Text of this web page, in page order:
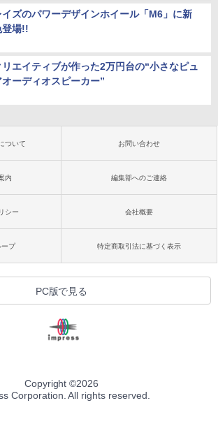
イズのパワーデザインホイール「M6」に新
登場!!
リエイティブが作った2万円台の“小さなピュ
オーディオスピーカー”
ついて お問い合わせ
内 編集部へのご連絡
シー 会社概要
ープ 特定商取引法に基づく表示
PC版で見る
Copyright ©2026
Corporation. All rights reserved.